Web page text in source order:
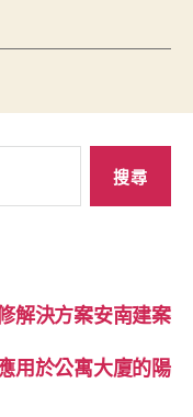
解決方案安南建案
用於公寓大廈的陽